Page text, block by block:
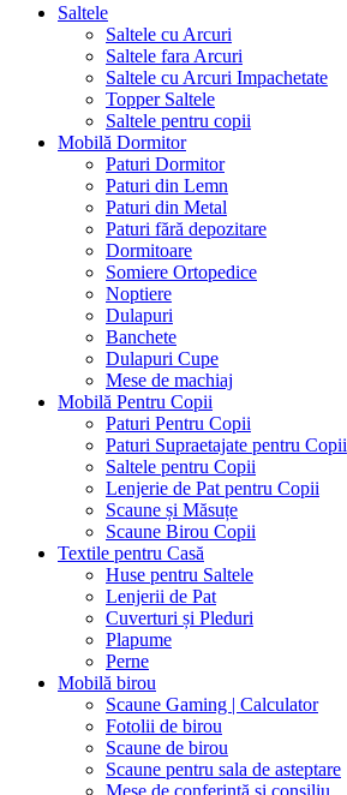
Saltele
Saltele cu Arcuri
Saltele fara Arcuri
Saltele cu Arcuri Impachetate
Topper Saltele
Saltele pentru copii
Mobilă Dormitor
Paturi Dormitor
Paturi din Lemn
Paturi din Metal
Paturi fără depozitare
Dormitoare
Somiere Ortopedice
Noptiere
Dulapuri
Banchete
Dulapuri Cupe
Mese de machiaj
Mobilă Pentru Copii
Paturi Pentru Copii
Paturi Supraetajate pentru Copii
Saltele pentru Copii
Lenjerie de Pat pentru Copii
Scaune și Măsuțe
Scaune Birou Copii
Textile pentru Casă
Huse pentru Saltele
Lenjerii de Pat
Cuverturi și Pleduri
Plapume
Perne
Mobilă birou
Scaune Gaming | Calculator
Fotolii de birou
Scaune de birou
Scaune pentru sala de asteptare
Mese de conferintă și consiliu